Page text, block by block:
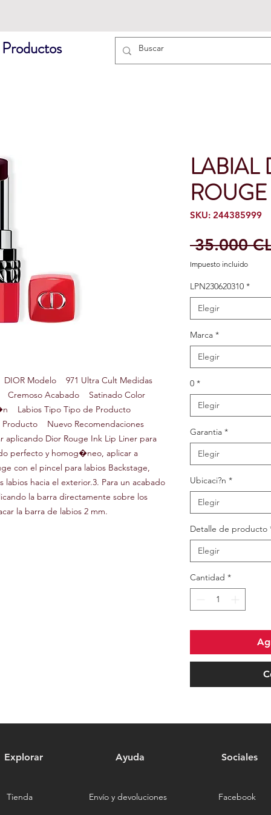
Modelo 971 Ultra Cult Medidas
Acabado Satinado Color
Labios Tipo Tipo de Producto
Nuevo Recomendaciones
Dior Rouge Ink Lip Liner para
perfecto y homog�neo, aplicar a
con el pincel para labios Backstage,
hacia el exterior.3. Para un acabado
la barra directamente sobre los
la barra de labios 2 mm.
LABIAL
ROUGE
SKU: 244385999
35.000
Impuesto incluido
LPN230620310 *
Elegir
Marca *
Elegir
0 *
Elegir
Garantia *
Elegir
Ubicaci?n *
Elegir
Detalle de producto
Elegir
Cantidad *
Explorar Ayuda Sociales
Tienda Envío y devoluciones Facebook